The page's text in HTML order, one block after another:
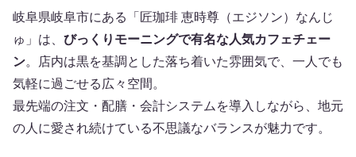
岐阜県岐阜市にある「匠珈琲 恵時尊（エジソン）なんじ
ゅ」は、 びっくりモーニングで有名な人気カフェチェー
ン。店内は黒を基調とした落ち着いた雰囲気で、一人でも
気軽に過ごせる広々空間。
最先端の注文・配膳・会計システムを導入しながら、地元
の人に愛され続けている不思議なバランスが魅力です。